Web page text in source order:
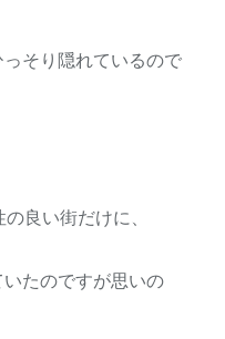
そり隠れているので
良い街だけに、
たのですが思いの